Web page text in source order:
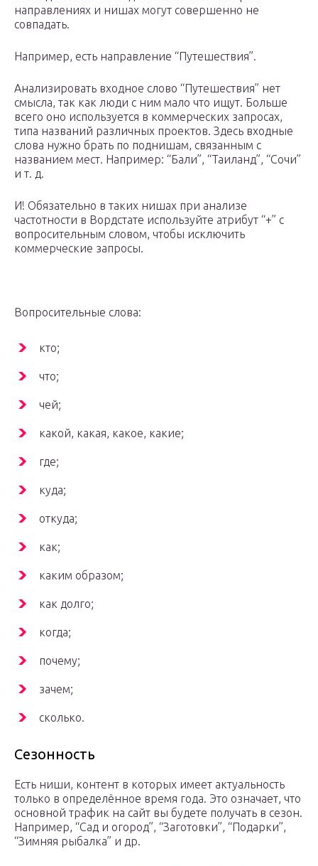
направлениях и нишах могут совершенно не
совпадать.
Например, есть направление “Путешествия”.
Анализировать входное слово “Путешествия” нет
смысла, так как люди с ним мало что ищут. Больше
всего оно используется в коммерческих запросах,
типа названий различных проектов. Здесь входные
слова нужно брать по поднишам, связанным с
названием мест. Например: “Бали”, “Таиланд”, “Сочи”
и т. д.
И! Обязательно в таких нишах при анализе
частотности в Вордстате используйте атрибут “+” с
вопросительным словом, чтобы исключить
коммерческие запросы.
Вопросительные слова:
кто;
что;
чей;
какой, какая, какое, какие;
где;
куда;
откуда;
как;
каким образом;
как долго;
когда;
почему;
зачем;
сколько.
Сезонность
Есть ниши, контент в которых имеет актуальность
только в определённое время года. Это означает, что
основной трафик на сайт вы будете получать в сезон.
Например, “Сад и огород”, “Заготовки”, “Подарки”,
“Зимняя рыбалка” и др.